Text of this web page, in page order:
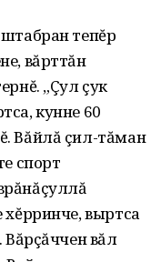
тепĕр
вăрттăн
„Çул çук
кунне 60
Вăйлă çил-тăман
спорт
выртса
Вăрçăччен вăл